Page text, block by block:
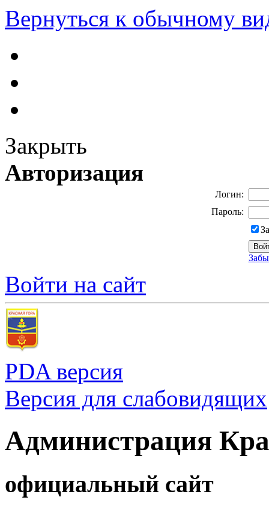
Вернуться к обычному
Закрыть
Авторизация
Логин:
Пароль:
Войти на сайт
PDA версия
Версия для слабовидящих
Администрация
официальный сайт